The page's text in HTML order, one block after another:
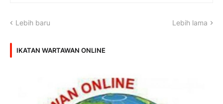
Lebih baru Lebih lama
IKATAN WARTAWAN ONLINE